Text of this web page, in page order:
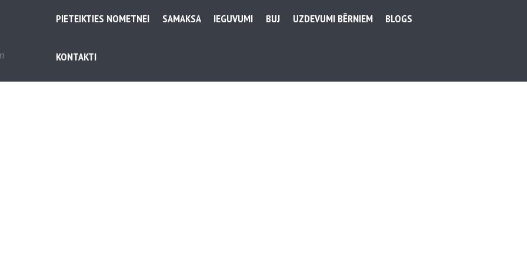
PIETEIKTIES NOMETNEI SAMAKSA IEGUVUMI BUJ UZDEVUMI BĒRNIEM BLOGS
KONTAKTI